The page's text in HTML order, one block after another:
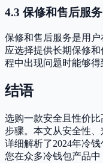
4.3 保修和售后服务
保修和售后服务是用
应选择提供长期保修
程中出现问题时能够得
结语
选购一款安全且性价
步骤。本文从安全性
详细解析了2024年冷
您在众多冷钱包产品